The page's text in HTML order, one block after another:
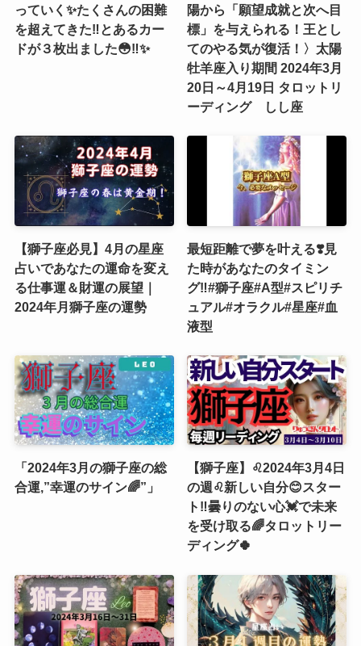
っていく✨たくさんの困難
を超えてきた‼️とあるカー
ドが３枚出ました😳‼️✨
陽から「願望成就と次へ目
標」を与えられる！王とし
てのやる気が復活！〉太陽
牡羊座入り期間 2024年3月
20日～4月19日 タロットリ
ーディング しし座
【獅子座必見】4月の星座
占いであなたの運命を変え
る仕事運＆財運の展望｜
2024年月獅子座の運勢
最短距離で夢を叶える❣️見
た時があなたのタイミン
グ‼️#獅子座#A型#スピリチ
ュアル#オラクル#星座#血
液型
「2024年3月の獅子座の総
合運,”幸運のサイン🌈”」
【獅子座】♌️2024年3月4日
の週♌️新しい自分😊スター
ト‼️曇りのない心💓で未来
を受け取る🌈タロットリー
ディング🍀